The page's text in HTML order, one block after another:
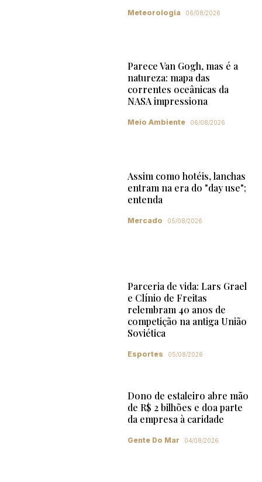
Meteorologia 06/08/2026
Parece Van Gogh, mas é a
natureza: mapa das
correntes oceânicas da
NASA impressiona
Meio Ambiente 06/08/2026
Assim como hotéis, lanchas
entram na era do "day use";
entenda
Mercado 05/08/2026
Parceria de vida: Lars Grael
e Clínio de Freitas
relembram 40 anos de
competição na antiga União
Soviética
Esportes 05/08/2026
Dono de estaleiro abre mão
de R$ 2 bilhões e doa parte
da empresa à caridade
Gente Do Mar 04/08/2026